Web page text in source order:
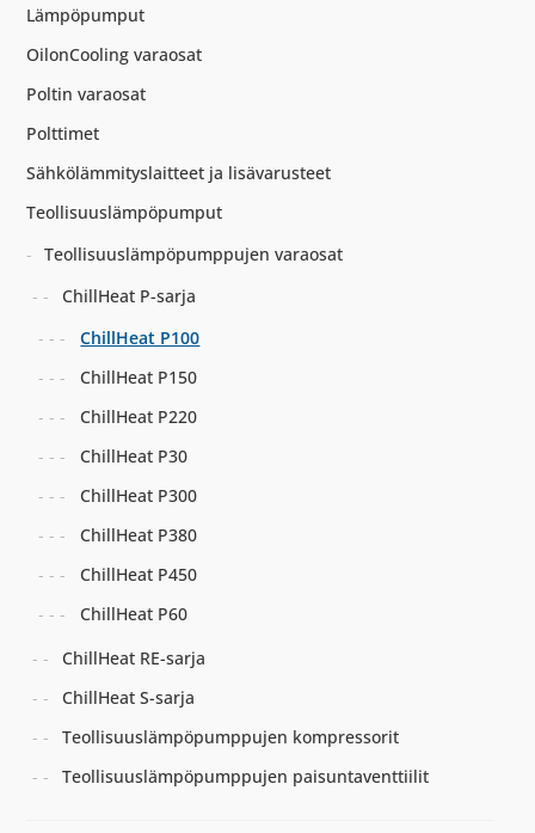
Lämpöpumput
OilonCooling varaosat
Poltin varaosat
Polttimet
Sähkölämmityslaitteet ja lisävarusteet
Teollisuuslämpöpumput
Teollisuuslämpöpumppujen varaosat
ChillHeat P-sarja
ChillHeat P100
ChillHeat P150
ChillHeat P220
ChillHeat P30
ChillHeat P300
ChillHeat P380
ChillHeat P450
ChillHeat P60
ChillHeat RE-sarja
ChillHeat S-sarja
Teollisuuslämpöpumppujen kompressorit
Teollisuuslämpöpumppujen paisuntaventtiilit